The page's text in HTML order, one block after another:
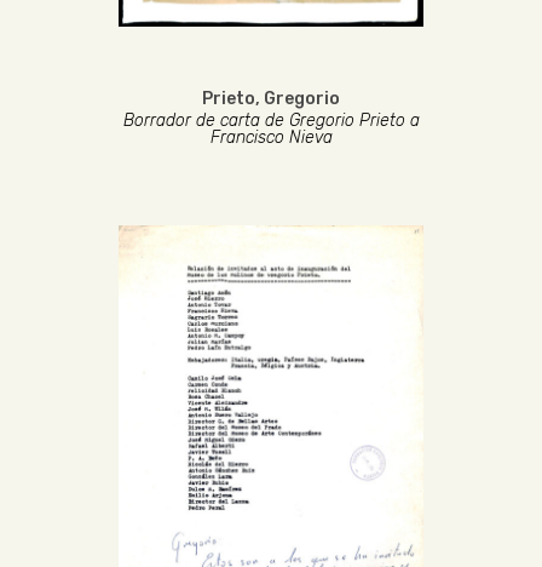
Prieto, Gregorio
Borrador de carta de Gregorio Prieto a
Francisco Nieva